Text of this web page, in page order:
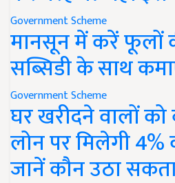
Government Scheme
मानसून में करें फूलों
सब्सिडी के साथ
Government Scheme
घर खरीदने वालों को
लोन पर मिलेगी 4%
जानें कौन उठा